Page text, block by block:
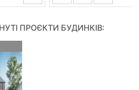
ПРОЄКТИ БУДИНКІВ: